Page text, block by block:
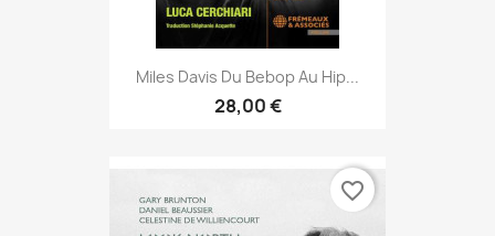
Miles Davis Du Bebop Au Hip...
28,00 €
favorite_border